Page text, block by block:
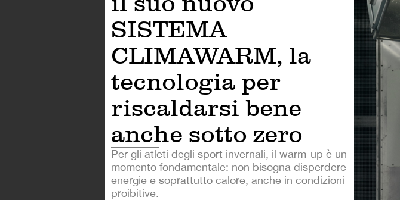
SISTEMA
CLIMAWARM, la
tecnologia per
riscaldarsi bene
anche sotto zero
Per gli atleti degli sport invernali, il warm-up è un
momento fondamentale: non bisogna disperdere
energie e soprattutto calore, anche in condizioni
proibitive.